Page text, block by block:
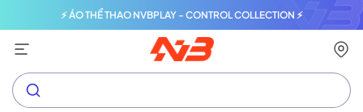
⚡ ÁO THỂ THAO NVBPLAY - CONTROL COLLECTION ⚡